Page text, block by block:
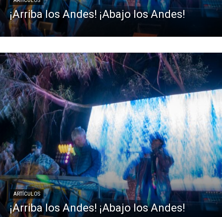
¡Arriba los Andes! ¡Abajo los Andes!
ARTÍCULOS
¡Arriba los Andes! ¡Abajo los Andes!